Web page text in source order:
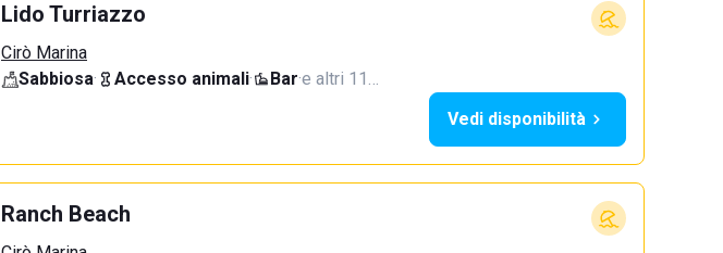
Lido Turriazzo
Cirò Marina
Sabbiosa· Accesso animali· Bar·e altri 11…
Vedi disponibilità
Ranch Beach